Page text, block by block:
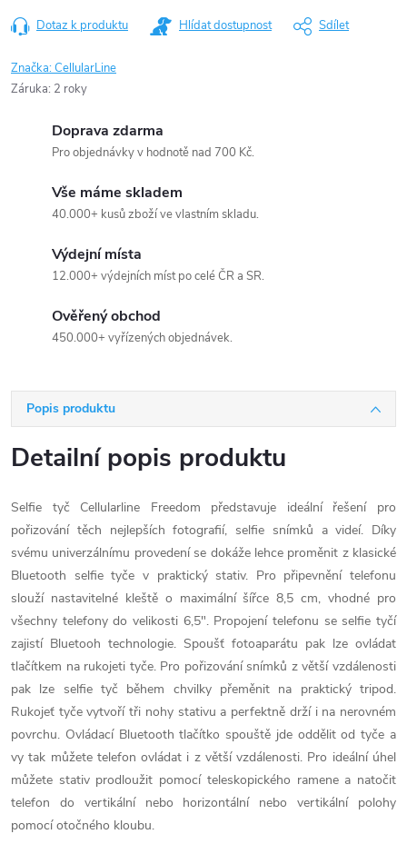
Dotaz k produktu Hlídat dostupnost Sdílet
Značka:CellularLine
Záruka: 2 roky
Doprava zdarma
Pro objednávky v hodnotě nad 700 Kč.
Vše máme skladem
40.000+ kusů zboží ve vlastním skladu.
Výdejní místa
12.000+ výdejních míst po celé ČR a SR.
Ověřený obchod
450.000+ vyřízených objednávek.
Popis produktu
Detailní popis produktu
Selfie tyč Cellularline Freedom představuje ideální řešení pro
pořizování těch nejlepších fotografií, selfie snímků a videí. Díky
svému univerzálnímu provedení se dokáže lehce proměnit z klasické
Bluetooth selfie tyče v praktický stativ. Pro připevnění telefonu
slouží nastavitelné kleště o maximální šířce 8,5 cm, vhodné pro
všechny telefony do velikosti 6,5". Propojení telefonu se selfie tyčí
zajistí Bluetooh technologie. Spoušť fotoaparátu pak lze ovládat
tlačítkem na rukojeti tyče. Pro pořizování snímků z větší vzdálenosti
pak lze selfie tyč během chvilky přeměnit na praktický tripod.
Rukojeť tyče vytvoří tři nohy stativu a perfektně drží i na nerovném
povrchu. Ovládací Bluetooth tlačítko spouště jde oddělit od tyče a
vy tak můžete telefon ovládat i z větší vzdálenosti. Pro ideální úhel
můžete stativ prodloužit pomocí teleskopického ramene a natočit
telefon do vertikální nebo horizontální nebo vertikální polohy
pomocí otočného kloubu.